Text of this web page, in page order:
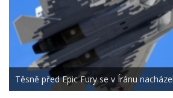
Těsně před Epic Fury se v Íránu